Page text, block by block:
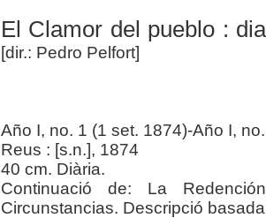
El Clamor del pueblo :
[dir.: Pedro Pelfort]
Año I, no. 1 (1 set. 1874)-Año I,
Reus : [s.n.], 1874
40 cm. Diària.
Continuació de: La
Circunstancias. Descripció